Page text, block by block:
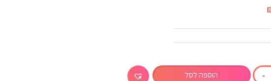
- הוספה לסל